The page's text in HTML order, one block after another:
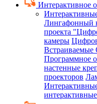
Интерактивное
Лингафонный
проекта
камеры
Встраиваемые
Программное
настенные
проекторов